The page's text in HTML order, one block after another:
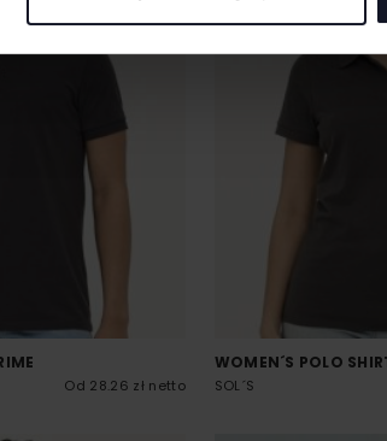
Od 28.26 zł netto
WOMEN´S POLO
SOL´S